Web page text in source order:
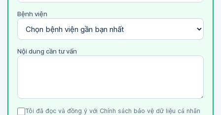
Bệnh viện
Nội dung cần tư vấn
Tôi đã đọc và đồng ý với Chính sách bảo vệ dữ liệu cá nhân